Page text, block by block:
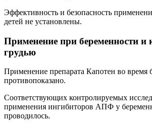
Эффективность и безопасность
детей не установлены.
Применение при беременности и
грудью
Применение препарата Капотен во время
противопоказано.
Соответствующих контролируемых
применения ингибиторов АПФ у
проводилось.